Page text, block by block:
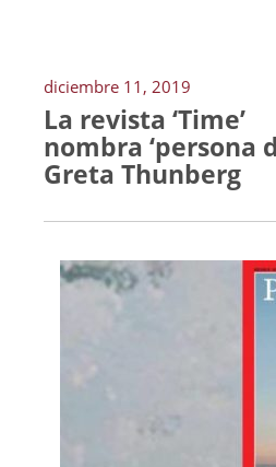
diciembre 11, 2019
La revista ‘Time’
nombra ‘persona
Greta Thunberg